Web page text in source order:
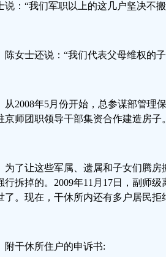
说：“我们军职以上的这几户坚决不搬
陈女士还说：“我们代表父母维权的
从2008年5月份开始，总参谋部管理
京师团职领导干部集资合作建造房子
为了让这些军属、遗属和子女们腾
行拆掉的。2009年11月17日，副师
了。现在，干休所内还有多户居民拒
附干休所住户的申诉书: